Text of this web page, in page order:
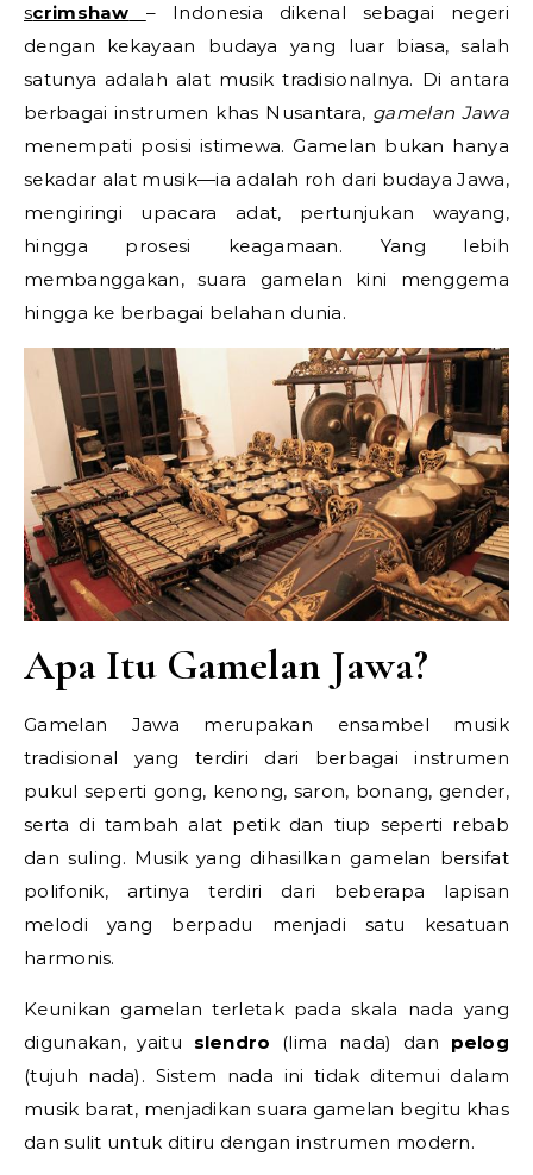
scrimshaw
– Indonesia dikenal sebagai negeri
dengan kekayaan budaya yang luar biasa, salah
satunya adalah alat musik tradisionalnya. Di antara
berbagai instrumen khas Nusantara, gamelan Jawa
menempati posisi istimewa. Gamelan bukan hanya
sekadar alat musik—ia adalah roh dari budaya Jawa,
mengiringi upacara adat, pertunjukan wayang,
hingga prosesi keagamaan. Yang lebih
membanggakan, suara gamelan kini menggema
hingga ke berbagai belahan dunia.
Apa Itu Gamelan Jawa?
Gamelan Jawa merupakan ensambel musik
tradisional yang terdiri dari berbagai instrumen
pukul seperti gong, kenong, saron, bonang, gender,
serta di tambah alat petik dan tiup seperti rebab
dan suling. Musik yang dihasilkan gamelan bersifat
polifonik, artinya terdiri dari beberapa lapisan
melodi yang berpadu menjadi satu kesatuan
harmonis.
Keunikan gamelan terletak pada skala nada yang
digunakan, yaitu slendro (lima nada) dan pelog
(tujuh nada). Sistem nada ini tidak ditemui dalam
musik barat, menjadikan suara gamelan begitu khas
dan sulit untuk ditiru dengan instrumen modern.